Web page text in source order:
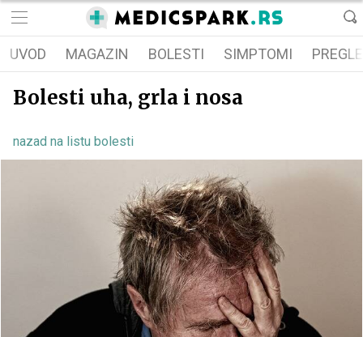
UVOD MAGAZIN BOLESTI SIMPTOMI
Bolesti uha, grla i nosa
nazad na listu bolesti